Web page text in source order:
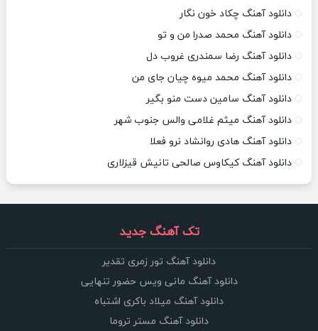
دانلود آهنگ چکاد خون نگار
دانلود آهنگ محمد صدرا من و تو
دانلود آهنگ رضا سمندری غروب دل
دانلود آهنگ محمد میوه چیان جای من
دانلود آهنگ سامین دست منو بگیر
دانلود آهنگ میثم غلامی والس جنوب شهر
دانلود آهنگ هادی روانشاد نرو فعلا
دانلود آهنگ کیکاوس صالحی تانیش قیزلاری
تک آهنگ جدید
دانلود آهنگ تور زمری تقدیر
دانلود آهنگ مانی ویس حضور تنهایی
دانلود آهنگ میلاد باکری اشتباه
دانلود آهنگ مستر تروما